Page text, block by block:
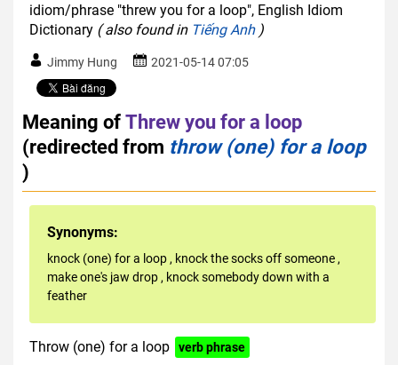
idiom/phrase "threw you for a loop", English Idiom
Dictionary ( also found in Tiếng Anh)
Jimmy Hung 2021-05-14 07:05
Meaning ofThrew you for a loop
(redirected from throw (one) for a loop
)
Synonyms:
knock (one) for a loop , knock the socks off someone ,
make one's jaw drop , knock somebody down with a
feather
Throw (one) for a loop verb phrase